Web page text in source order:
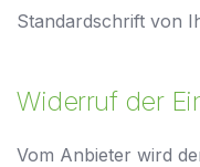
Standardschrift von
Widerruf der
Vom Anbieter wird